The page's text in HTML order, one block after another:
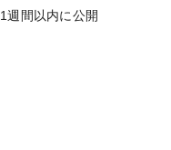
1週間以内に公開